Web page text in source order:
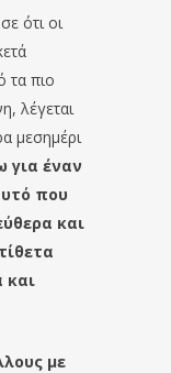
ότι οι
τα πιο
λέγεται
μεσημέρι
για έναν
που
και
και
με